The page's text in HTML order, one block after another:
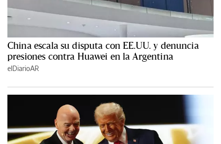
China escala su disputa con EE.UU. y denuncia
presiones contra Huawei en la Argentina
elDiarioAR